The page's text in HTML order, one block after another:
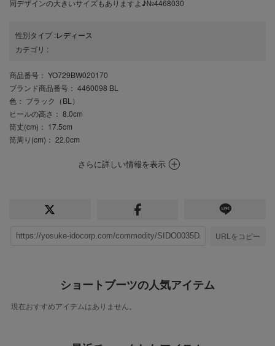
同デザインの大きいサイズもありますよ♪№4468030
性別タイプ :レディース
カテゴリ :
商品番号 ： YO729BW020170
ブランド商品番号 ： 4460098 BL
色 ： ブラック（BL）
ヒールの高さ ： 8.0cm
筒丈(cm) ： 17.5cm
筒周り(cm) ： 22.0cm
さらに詳しい情報を表示
URLをコピー
ショートブーツの人気アイテム
現在おすすめアイテムはありません。